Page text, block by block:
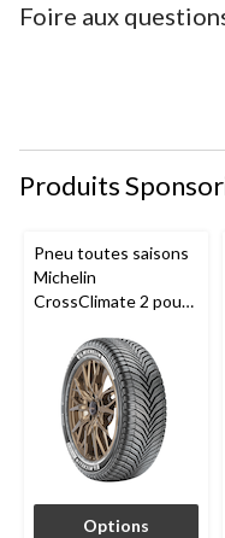
Foire aux
Produits
Pneu toutes saisons
Michelin
CrossClimate 2 pour
et multisegments
Options